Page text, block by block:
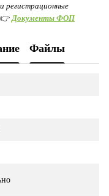
регистрационные
👉 Документы ФОП
Файлы